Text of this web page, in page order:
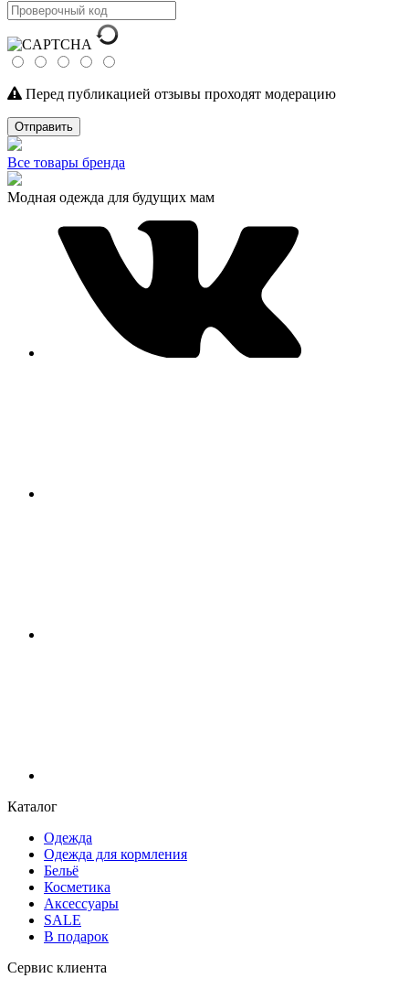
Перед публикацией отзывы проходят модерацию
Отправить
Все товары бренда
Модная одежда для будущих мам
Каталог
Одежда
Одежда для кормления
Бельё
Косметика
Аксессуары
SALE
В подарок
Сервис клиента